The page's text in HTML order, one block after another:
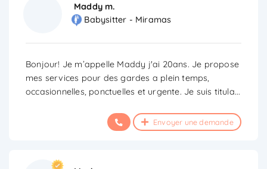
Maddy m.
Babysitter - Miramas
Bonjour! Je m’appelle Maddy j'ai 20ans. Je propose
mes services pour des gardes a plein temps,
occasionnelles, ponctuelles et urgente. Je suis titula...
Envoyer une demande